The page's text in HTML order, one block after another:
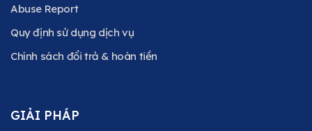
Abuse Report
Quy định sử dụng dịch vụ
Chính sách đổi trả & hoàn tiền
GIẢI PHÁP